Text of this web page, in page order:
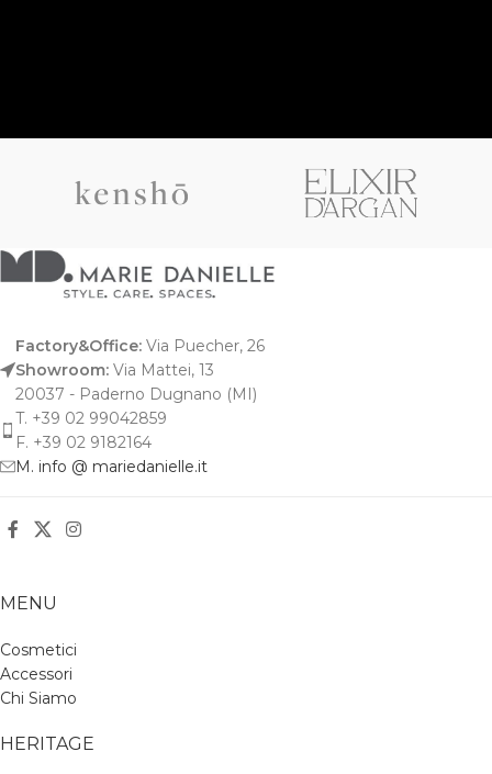
Factory&Office: Via Puecher, 26
Showroom: Via Mattei, 13
20037 - Paderno Dugnano (MI)
T. +39 02 99042859
F. +39 02 9182164
M. info @ mariedanielle.it
MENU
Cosmetici
Accessori
Chi Siamo
HERITAGE